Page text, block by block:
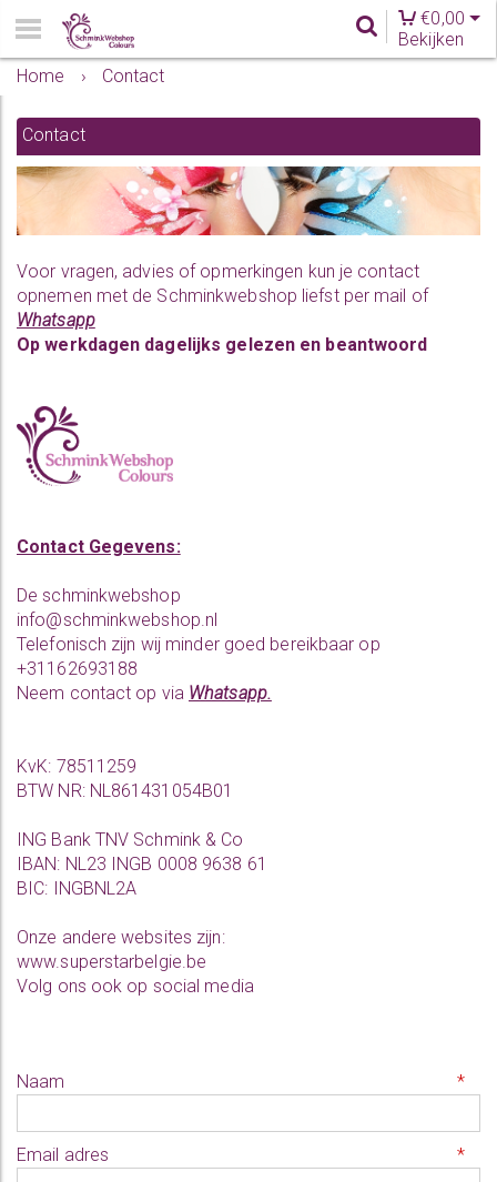
€0,00
Bekijken
Home
› Contact
Contact
Voor vragen, advies of opmerkingen kun je contact
opnemen met de Schminkwebshop liefst per mail of
Whatsapp
Op werkdagen dagelijks gelezen en beantwoord
Contact Gegevens:
De schminkwebshop
info@schminkwebshop.nl
Telefonisch zijn wij minder goed bereikbaar op
+31162693188
Neem contact op via Whatsapp.
KvK: 78511259
BTW NR: NL861431054B01
ING Bank TNV Schmink & Co
IBAN: NL23 INGB 0008 9638 61
BIC: INGBNL2A
Onze andere websites zijn:
www.superstarbelgie.be
Volg ons ook op social media
Naam *
Email adres *